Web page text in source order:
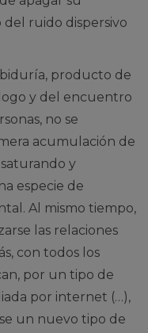
ruido dispersivo
producto de
y del encuentro
no se
acumulación de
y
especie de
Al mismo tiempo,
las relaciones
con todos los
por un tipo de
por internet (…),
un nuevo tipo de